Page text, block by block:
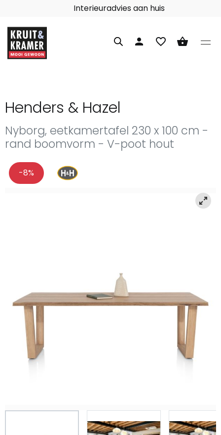
Interieuradvies aan huis
person favorite_border shopping_basket
Henders & Hazel
Nyborg, eetkamertafel 230 x 100 cm -
rand boomvorm - V-poot hout
-8%